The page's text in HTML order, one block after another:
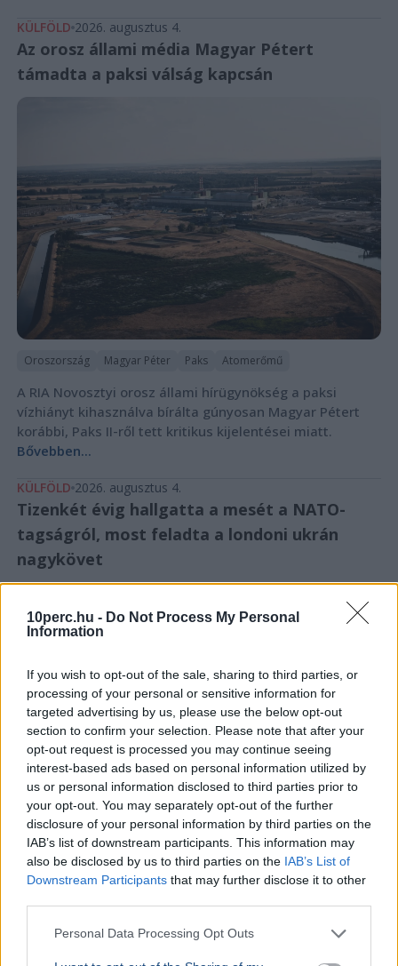
10perc.hu - Do Not Process My Personal
Information
If you wish to opt-out of the sale, sharing to third parties, or
processing of your personal or sensitive information for
targeted advertising by us, please use the below opt-out
section to confirm your selection. Please note that after your
opt-out request is processed you may continue seeing
interest-based ads based on personal information utilized by
us or personal information disclosed to third parties prior to
your opt-out. You may separately opt-out of the further
disclosure of your personal information by third parties on the
IAB’s list of downstream participants. This information may
also be disclosed by us to third parties on the IAB’s List of
Downstream Participants that may further disclose it to other
Personal Data Processing Opt Outs
KÜLFÖLD 2026. augusztus 4.
Az orosz állami média Magyar Pétert
támadta a paksi válság kapcsán
Oroszország Magyar Péter Paks Atomerőmű
A RIA Novosztyi orosz állami hírügynökség a paksi
vízhiányt kihasználva bírálta gúnyosan Magyar Pétert
korábbi, Paks II-ről tett kritikus kijelentései miatt.
Bővebben...
KÜLFÖLD 2026. augusztus 4.
Tizenkét évig hallgatta a mesét a NATO-
tagságról, most feladta a londoni ukrán
nagykövet
Ukrajna NATO Oroszország Katonaság Nagy-Britannia
Valerij Zaluzsnij, Ukrajna londoni nagykövete szerint az